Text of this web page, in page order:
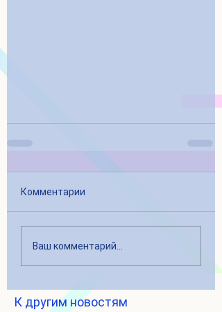
Комментарии
Ваш комментарий...
К другим новостям